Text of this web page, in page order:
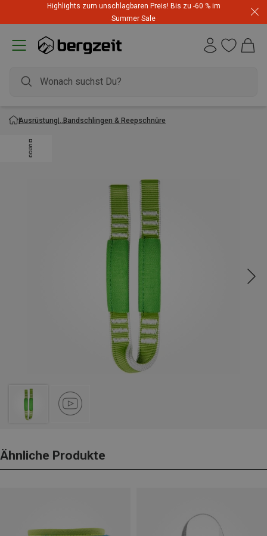
Highlights zum unschlagbaren Preis! Bis zu -60 % im
Summer Sale
Ausrüstung Bandschlingen & Reepschnüre
Ähnliche Produkte